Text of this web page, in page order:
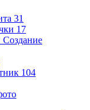
31
17
Создание
104